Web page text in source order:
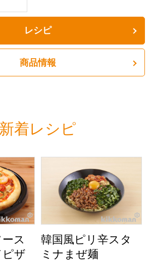
レシピ
商品情報
新着レシピ
ス
ザ
韓国風ピリ辛スタ
ミナまぜ麺